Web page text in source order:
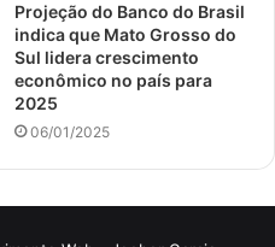
Projeção do Banco do Brasil
indica que Mato Grosso do
Sul lidera crescimento
econômico no país para
2025
06/01/2025